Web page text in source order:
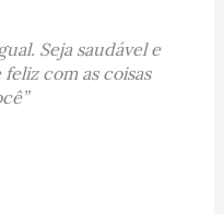
Seja saudável e
com as coisas